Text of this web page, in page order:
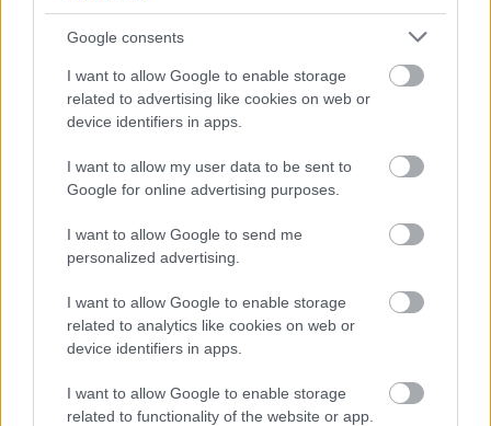
Google consents
I want to allow Google to enable storage
related to advertising like cookies on web or
device identifiers in apps.
I want to allow my user data to be sent to
Google for online advertising purposes.
I want to allow Google to send me
personalized advertising.
I want to allow Google to enable storage
related to analytics like cookies on web or
device identifiers in apps.
I want to allow Google to enable storage
related to functionality of the website or app.
Parantunut
maksukäyttäytyminen ja
positiivinen palaute
“En ole kuullut yhtään negatiivista
palautetta. Saatavat lähtevät
liikkeelle tehokkaammin, ja maksut
Susanna Elovirna, taloushallinnon erityisasiantuntija,
Tili-Vinkki
Asiakkailta saatu palaute on ollut yksiselitteisen